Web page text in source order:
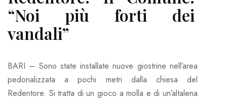
“Noi più forti dei
vandali”
BARI – Sono state installate nuove giostrine nell’area
pedonalizzata a pochi metri dalla chiesa del
Redentore. Si tratta di un gioco a molla e di un’altalena